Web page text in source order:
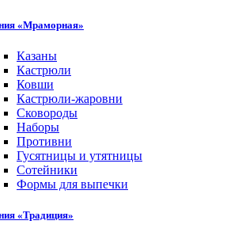
«Мраморная»
Казаны
Кастрюли
Ковши
Кастрюли-жаровни
Сковороды
Наборы
Противни
Гусятницы и утятницы
Сотейники
Формы для выпечки
«Традиция»